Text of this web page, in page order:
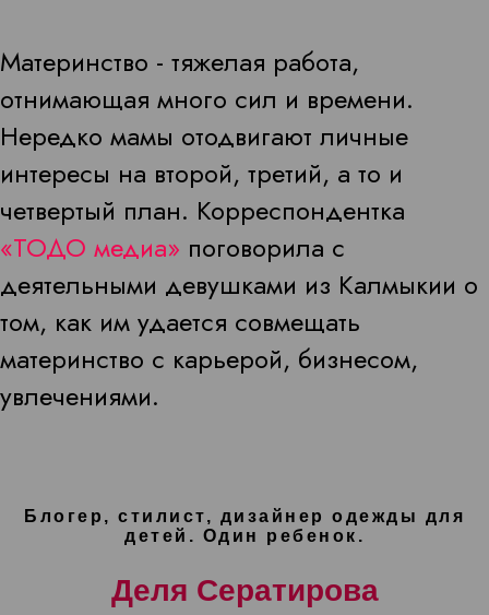
Материнство - тяжелая работа,
отнимающая много сил и времени.
Нередко мамы отодвигают личные
интересы на второй, третий, а то и
четвертый план. Корреспондентка
«ТОДО медиа» поговорила с
деятельными девушками из Калмыкии о
том, как им удается совмещать
материнство с карьерой, бизнесом,
увлечениями.
Блогер, стилист, дизайнер одежды для
детей. Один ребенок.
Деля Сератирова